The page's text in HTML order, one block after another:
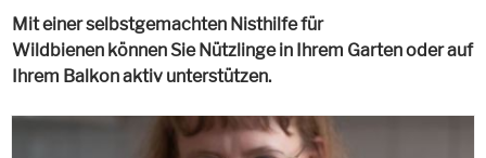
Mit einer selbstgemachten Nisthilfe für
Wildbienen können Sie Nützlinge in Ihrem Garten oder auf
Ihrem Balkon aktiv unterstützen.